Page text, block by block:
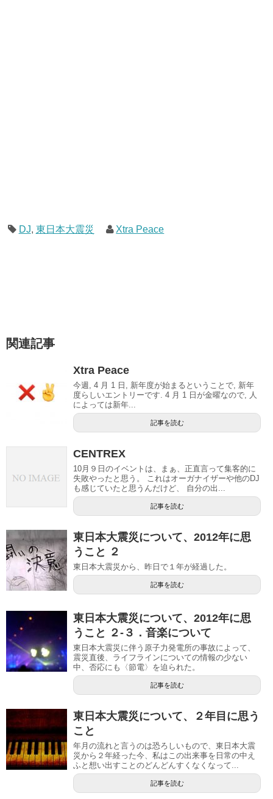
DJ, 東日本大震災 Xtra Peace
関連記事
Xtra Peace
今週, 4 月 1 日, 新年度が始まるということで, 新年
度らしいエントリーです. 4 月 1 日が金曜なので, 人
によっては新年...
記事を読む
CENTREX
10月９日のイベントは、まぁ、正直言って集客的に
失敗やったと思う。 これはオーガナイザーや他のDJ
も感じていたと思うんだけど、 自分の出...
記事を読む
東日本大震災について、2012年に思
うこと ２
東日本大震災から、昨日で１年が経過した。
記事を読む
東日本大震災について、2012年に思
うこと ２-３．音楽について
東日本大震災に伴う原子力発電所の事故によって、
震災直後、ライフラインについての情報の少ない
中、否応にも〈節電〉を迫られた。
記事を読む
東日本大震災について、２年目に思う
こと
年月の流れと言うのは恐ろしいもので、東日本大震
災から２年経った今、私はこの出来事を日常の中え
ふと想い出すことのどんどんすくなくなって...
記事を読む